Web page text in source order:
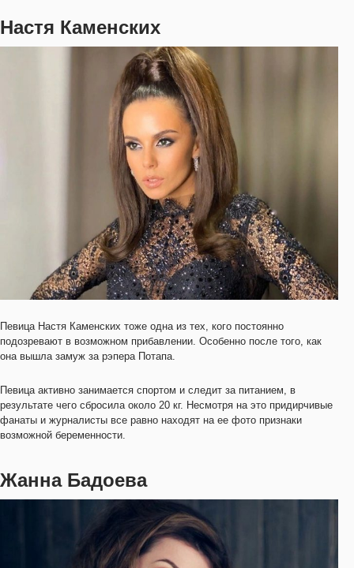
Настя Каменских
Певица Настя Каменских тоже одна из тех, кого постоянно
подозревают в возможном прибавлении. Особенно после того, как
она вышла замуж за рэпера Потапа.
Певица активно занимается спортом и следит за питанием, в
результате чего сбросила около 20 кг. Несмотря на это придирчивые
фанаты и журналисты все равно находят на ее фото признаки
возможной беременности.
Жанна Бадоева